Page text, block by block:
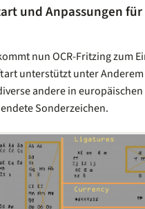
und Anpassungen
nun OCR-Fritzing zum
unterstützt unter
andere in europäischen
Sonderzeichen.